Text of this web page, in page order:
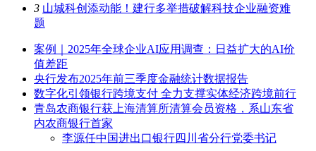
3 山城科创添动能！建行多举措破解科技企业融资难
题
案例｜2025年全球企业AI应用调查：日益扩大的AI价
值差距
央行发布2025年前三季度金融统计数据报告
数字化引领银行跨境支付 全力支撑实体经济跨境前行
青岛农商银行获上海清算所清算会员资格，系山东省
内农商银行首家
李源任中国进出口银行四川省分行党委书记